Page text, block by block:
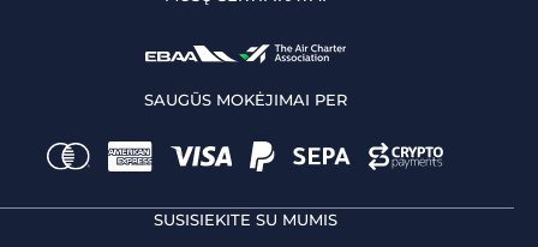
SAUGŪS MOKĖJIMAI PER
SUSISIEKITE SU MUMIS